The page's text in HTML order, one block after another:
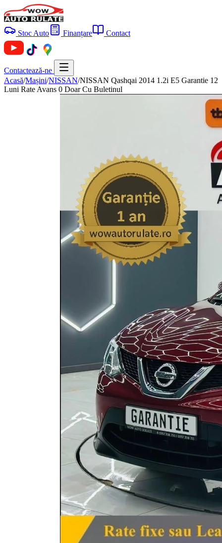
Stoc Auto Finanțare Contact
Contactează-ne
Acasă/Mașini/NISSAN/NISSAN Qashqai 2014 1.2i E5 Garantie 12
Luni Rate Avans 0 Doar Cu Buletinul